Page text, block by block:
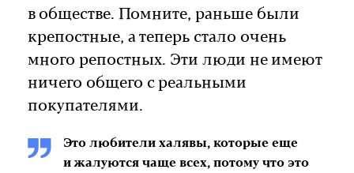
в обществе. Помните, раньше были
крепостные, а теперь стало очень
много репостных. Эти люди не имеют
ничего общего с реальными
покупателями.
Это любители халявы, которые еще
и жалуются чаще всех, потому что это